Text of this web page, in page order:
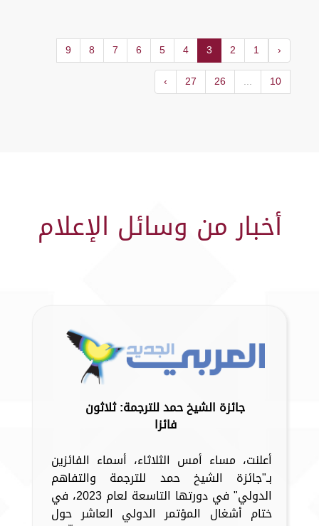
‹
1
2
3
4
5
6
7
8
9
10
...
26
27
›
أخبار من وسائل الإعلام
جائزة الشيخ حمد للترجمة: ثلاثون
فائزا
أعلنت، مساء أمس الثلاثاء، أسماء الفائزين
بـ"جائزة الشيخ حمد للترجمة والتفاهم
الدولي" في دورتها التاسعة لعام 2023، في
ختام أشغال المؤتمر الدولي العاشر حول